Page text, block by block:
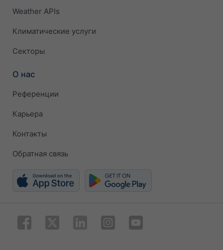
Weather APIs
Климатические услуги
Секторы
О нас
Референции
Карьера
Контакты
Обратная связь